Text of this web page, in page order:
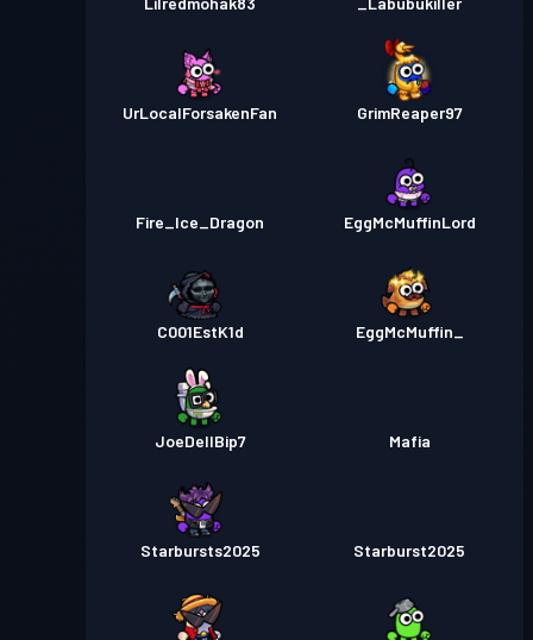
UrLocalForsakenFan GrimReaper97
Fire_Ice_Dragon EggMcMuffinLord
C001EstK1d EggMcMuffin_
JoeDellBip7 Mafia
Starbursts2025 Starburst2025